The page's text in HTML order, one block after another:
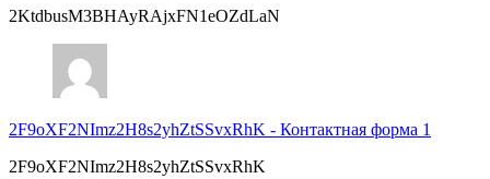
2KtdbusM3BHAyRAjxFN1eOZdLaN
2F9oXF2NImz2H8s2yhZtSSvxRhK - Контактная форма 1
2F9oXF2NImz2H8s2yhZtSSvxRhK